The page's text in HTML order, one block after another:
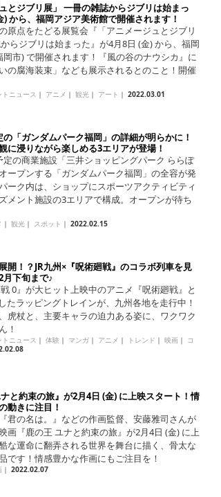
とジブリ展」 一冊の雑誌からジブリは始まっ
) から、福岡アジア美術館で開催されます！
原点をたどる展覧会『「アニメージュとジブリ
らジブリは始まった』が4月8日 (金) から、福岡
岡市) で開催されます！『風の谷のナウシカ』に
の腐海装束」なども展示されるとのこと！開催
トニュース ｜ アニメ ｜ 観光 ｜ アート ｜ 2022.03.01
「ガンダムパーク福岡」の詳細が明らかに！
に浸りながら楽しめる3エリアが登場！
の商業施設「三井ショッピングパーク ららぽ
ープンする「ガンダムパーク福岡」の全容が発
ーク内は、ショップにスポーツアクティビティ
メント施設の3エリアで構成。オープンが待ち
｜ 観光 ｜ スポット ｜ 2022.02.15
開！？JR九州×『呪術廻戦』のコラボ列車を見
下旬まで♪
戦 0』が大ヒット上映中のアニメ『呪術廻戦』と
たラッピングトレインが、九州各地を走行中！
虎杖と、主要キャラの迫力ある姿に、ワクワク
！
トニュース ｜ 体験 ｜ マンガ ｜ アニメ ｜ トレンド ｜ 映画 ｜ コ
と約束の旅』が2月4日 (金) に上映スタート！情
動きに注目！
君の名は。』などの作画監督、安藤雅司さんが
画『鹿の王 ユナと約束の旅』が2月4日 (金) に上
な運命に翻弄される世界を舞台に描く、骨太な
です！情感豊かな作画にもご注目を！
｜ 2022.02.07